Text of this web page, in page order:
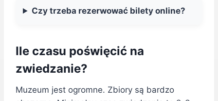
Czy trzeba rezerwować bilety online?
Ile czasu poświęcić na
zwiedzanie?
Muzeum jest ogromne. Zbiory są bardzo